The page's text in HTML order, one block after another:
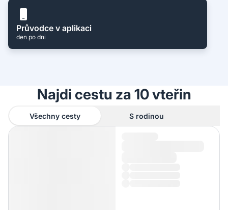
Průvodce v aplikaci
den po dni
Najdi cestu za 10 vteřin
Všechny cesty S rodinou